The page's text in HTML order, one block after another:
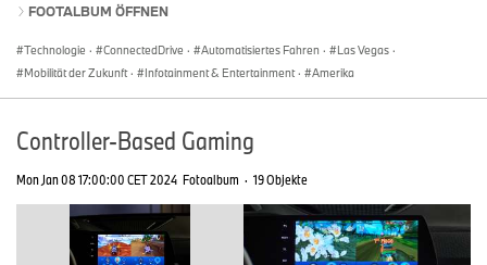
FOOTALBUM ÖFFNEN
Technologie · ConnectedDrive · Automatisiertes Fahren · Las Vegas ·
Mobilität der Zukunft · Infotainment & Entertainment · Amerika
Controller-Based Gaming
Mon Jan 08 17:00:00 CET 2024 Fotoalbum · 19 Objekte